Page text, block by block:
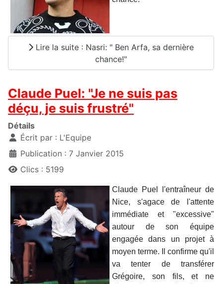
Lire la suite : Nasri: " Ben Arfa, sa dernière
chance!"
Claude Puel: "Je ne suis pas
déçu, je suis frustré"
Détails
Écrit par : L'Equipe
Publication : 7 Janvier 2015
Clics : 5199
Claude Puel l'entraîneur de
Nice, s'agace de l'attente
immédiate et "excessive"
autour de son équipe
engagée dans un projet à
moyen terme. Il confirme qu'il
va tenter de transférer
Grégoire, son fils, et ne